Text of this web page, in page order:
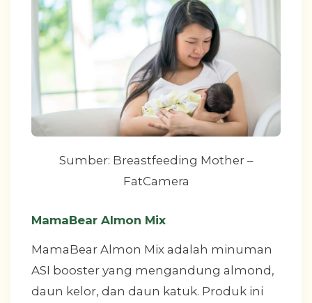
Sumber: Breastfeeding Mother –
FatCamera
MamaBear Almon Mix
MamaBear Almon Mix adalah minuman
ASI booster yang mengandung almond,
daun kelor, dan daun katuk. Produk ini